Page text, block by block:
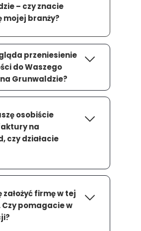
założyć firmę w tej
Czy pomagacie w
osobiście
na
czy działacie
przeniesienie
do Waszego
Grunwaldzie?
– czy znacie
mojej branży?